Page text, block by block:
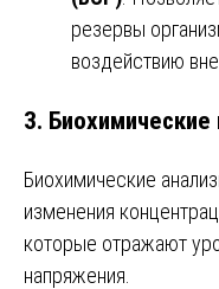
резервы
воздействию
3.
Биохимические
изменения
которые отражают
напряжения.